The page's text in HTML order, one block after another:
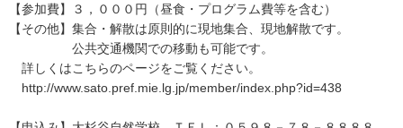
【参加費】３，０００円（昼食・プログラム費等を含む）
【その他】集合・解散は原則的に現地集合、現地解散です。
公共交通機関での移動も可能です。
詳しくはこちらのページをご覧ください。
http://www.sato.pref.mie.lg.jp/member/index.php?id=438